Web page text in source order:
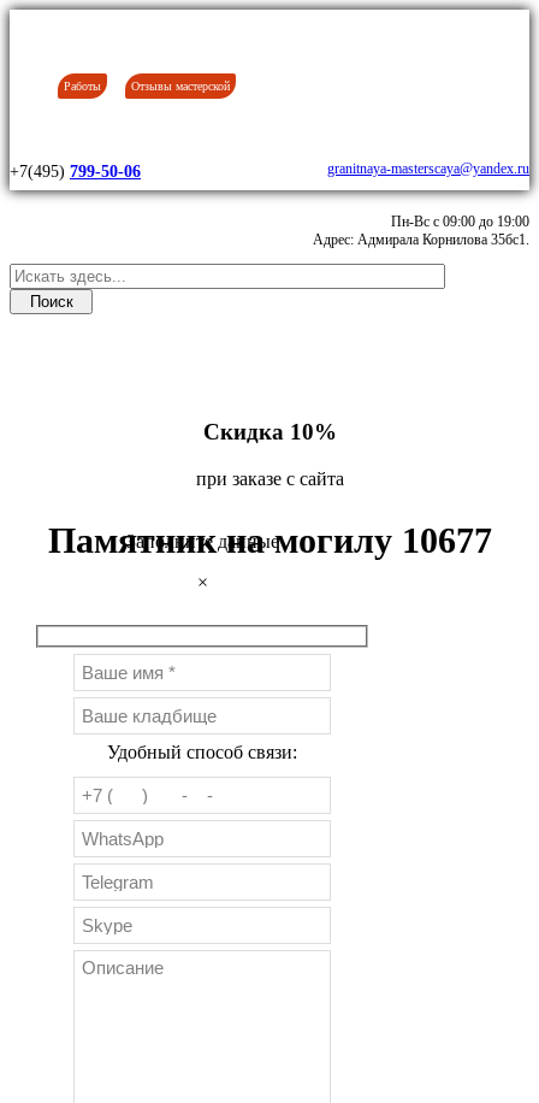
Работы Отзывы мастерской
+7(495) 799-50-06 granitnaya-masterscaya@yandex.ru
Пн-Вс с 09:00 до 19:00
Адрес: Адмирала Корнилова 35бс1.
Скидка 10%
при заказе с сайта
Памятник на могилу 10677
Заполните данные
×
Удобный способ связи: